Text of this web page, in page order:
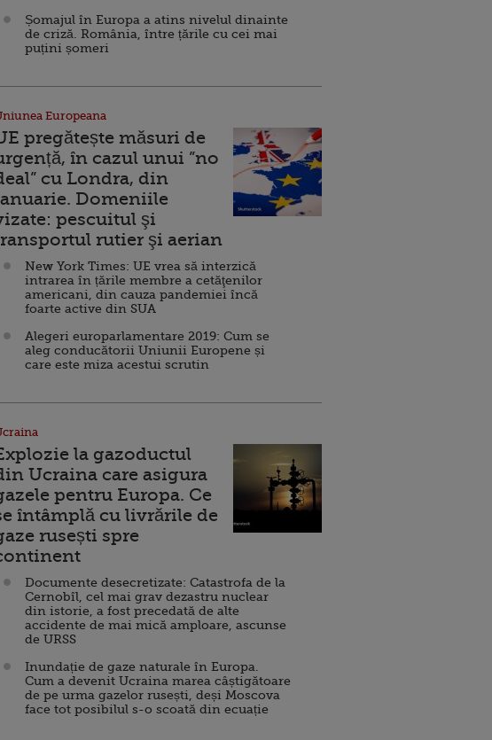
Șomajul în Europa a atins nivelul dinainte
de criză. România, între țările cu cei mai
puțini șomeri
Europeana
pregătește măsuri de
în cazul unui ”no
cu Londra, din
Domeniile
pescuitul şi
rutier şi aerian
New York Times: UE vrea să interzică
intrarea în țările membre a cetăţenilor
americani, din cauza pandemiei încă
foarte active din SUA
Alegeri europarlamentare 2019: Cum se
aleg conducătorii Uniunii Europene și
care este miza acestui scrutin
la gazoductul
Ucraina care asigura
pentru Europa. Ce
întâmplă cu livrările de
rusești spre
Documente desecretizate: Catastrofa de la
Cernobîl, cel mai grav dezastru nuclear
din istorie, a fost precedată de alte
accidente de mai mică amploare, ascunse
de URSS
Inundație de gaze naturale în Europa.
Cum a devenit Ucraina marea câștigătoare
de pe urma gazelor rusești, deși Moscova
face tot posibilul s-o scoată din ecuație